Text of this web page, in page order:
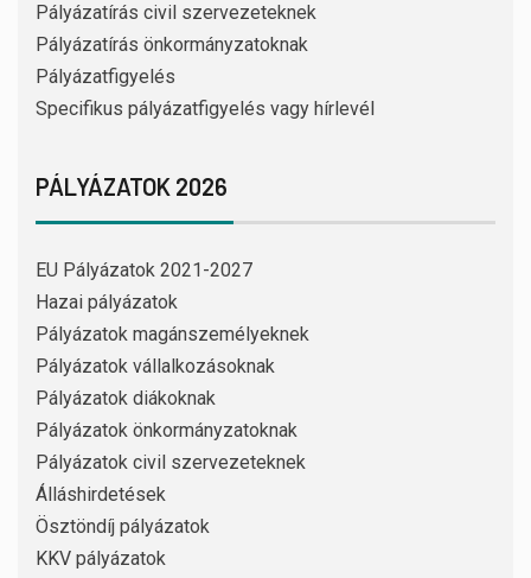
Pályázatírás civil szervezeteknek
Pályázatírás önkormányzatoknak
Pályázatfigyelés
Specifikus pályázatfigyelés vagy hírlevél
PÁLYÁZATOK 2026
EU Pályázatok 2021-2027
Hazai pályázatok
Pályázatok magánszemélyeknek
Pályázatok vállalkozásoknak
Pályázatok diákoknak
Pályázatok önkormányzatoknak
Pályázatok civil szervezeteknek
Álláshirdetések
Ösztöndíj pályázatok
KKV pályázatok